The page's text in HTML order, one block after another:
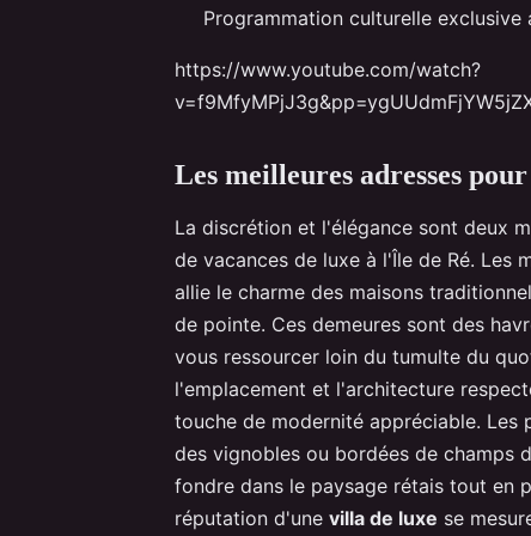
Programmation culturelle
https://www.youtube.com/watch?
Les meilleures adresses
La discrétion et l'élégance sont deux
de vacances de luxe à l'Île de Ré. Les
allie le charme des maisons
de pointe. Ces demeures sont des
vous ressourcer loin du tumulte du
l'emplacement et l'architecture
touche de modernité appréciable.
des vignobles ou bordées de champs
fondre dans le paysage rétais tout en
réputation d'une villa de luxe se